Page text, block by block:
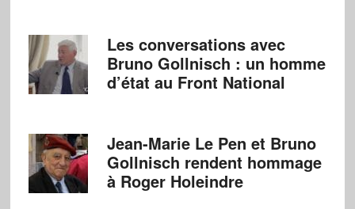
Les conversations avec
Bruno Gollnisch : un homme
d’état au Front National
Jean-Marie Le Pen et Bruno
Gollnisch rendent hommage
à Roger Holeindre